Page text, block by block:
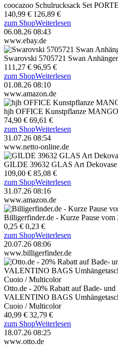
coocazoo Schulrucksack Set
140,99 € 126,89 €
zum ShopWeiterlesen
06.08.26 08:43
www.ebay.de
Swarovski 5705721 Swan Anhänger
111,27 € 96,95 €
zum ShopWeiterlesen
01.08.26 08:10
www.amazon.de
hjh OFFICE Kunstpflanze MANGO
74,90 € 69,61 €
zum ShopWeiterlesen
31.07.26 08:54
www.netto-online.de
GILDE 39632 GLAS Art
109,00 € 85,08 €
zum ShopWeiterlesen
31.07.26 08:16
www.amazon.de
Billigerfinder.de - Kurze Pause vom
0,25 € 0,23 €
zum ShopWeiterlesen
20.07.26 08:06
www.billigerfinder.de
Otto.de - 20% Rabatt auf Bade- und
VALENTINO BAGS
Cuoio / Multicolor
40,99 € 32,79 €
zum ShopWeiterlesen
18.07.26 08:25
www.otto.de